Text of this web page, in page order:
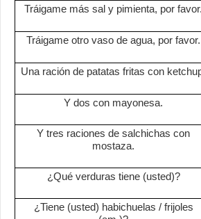
Tráigame más sal y pimienta, por favor.
Tráigame otro vaso de agua, por favor.
Una ración de patatas fritas con
Y dos con mayonesa.
Y tres raciones de salchichas con
mostaza.
¿Qué verduras tiene (usted)?
¿Tiene (usted) habichuelas / frijoles